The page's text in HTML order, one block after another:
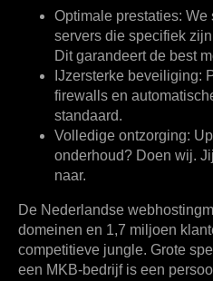
Optimale prestaties: We
servers die specifiek
Dit garandeert de best
IJzersterke beveiliging:
firewalls en
standaard.
Volledige ontzorging:
onderhoud? Doen wij.
naar.
De Nederlandse
domeinen en 1,7 miljoen
competitieve jungle. Grote
een MKB-bedrijf is een